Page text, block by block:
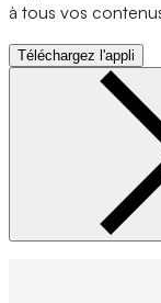
à tous vos
Téléchargez l'appli